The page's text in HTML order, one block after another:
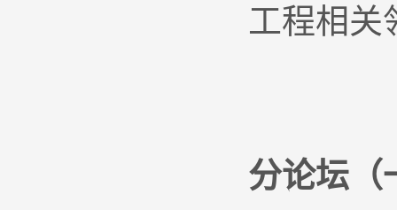
工程相关
分论坛（